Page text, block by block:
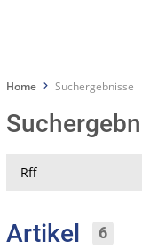
Home Suchergebnisse
Artikel 6